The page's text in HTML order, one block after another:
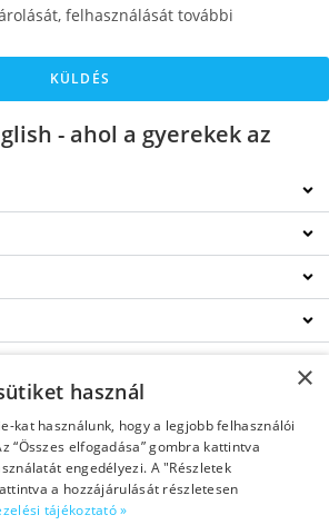
felhasználását további
KÜLDÉS
- ahol a gyerekek az
×
használ
kat használunk, hogy a legjobb felhasználói
“Összes elfogadása” gombra kattintva
engedélyezi. A "Részletek
a hozzájárulását részletesen
tájékoztató »